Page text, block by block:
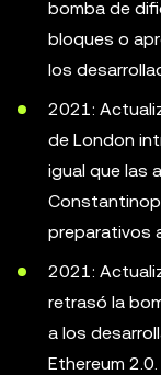
bomba de
bloques o
los
2021:
de London
igual que las
preparativos
2021:
retrasó la
a los
Ethereum 2.0.